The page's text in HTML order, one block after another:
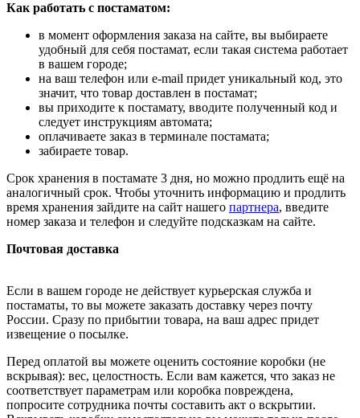
Как работать с постаматом:
в момент оформления заказа на сайте, вы выбираете
удобный для себя постамат, если такая система работает
в вашем городе;
на ваш телефон или e-mail придет уникальный код, это
значит, что товар доставлен в постамат;
вы приходите к постамату, вводите полученный код и
следует инструкциям автомата;
оплачиваете заказ в терминале постамата;
забираете товар.
Срок хранения в постамате 3 дня, но можно продлить ещё на
аналогичный срок. Чтобы уточнить информацию и продлить
время хранения зайдите на сайт нашего партнера, введите
номер заказа и телефон и следуйте подсказкам на сайте.
Почтовая доставка
Если в вашем городе не действует курьерская служба и
постаматы, то вы можете заказать доставку через почту
России. Сразу по прибытии товара, на ваш адрес придет
извещение о посылке.
Перед оплатой вы можете оценить состояние коробки (не
вскрывая): вес, целостность. Если вам кажется, что заказ не
соответствует параметрам или коробка повреждена,
попросите сотрудника почты составить акт о вскрытии.